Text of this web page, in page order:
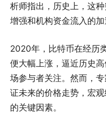
析师指出，历史上，这
增强和机构资金流入的加
2020年，比特币在经历
便大幅上涨，逼近历史
场参与者关注。然而，
证未来的价格走势，宏
的关键因素。